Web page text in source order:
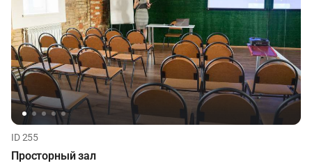
ID 255
Просторный зал